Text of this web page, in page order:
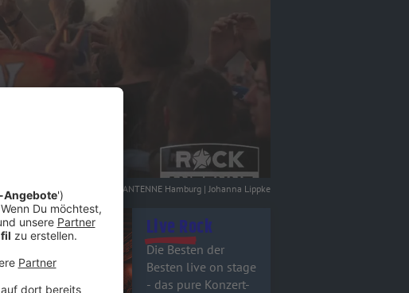
ROCK ANTENNE Hamburg | Johanna Lippke
Audiotitel - Live Rock Live Rock
Die Besten der
Besten live on stage
- das pure Konzert-